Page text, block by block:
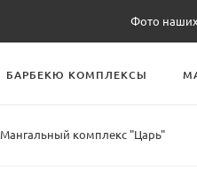
Фото
БАРБЕКЮ КОМПЛЕКСЫ
Мангальный комплекс "Царь"